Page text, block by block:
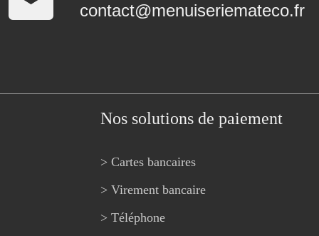
contact@menuiseriemateco.fr
Nos solutions de paiement
> Cartes bancaires
> Virement bancaire
> Téléphone